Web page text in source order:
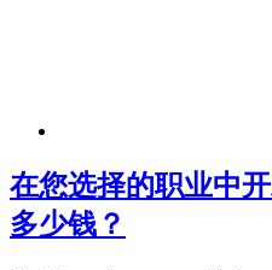
在您选择的职业中
多少钱？